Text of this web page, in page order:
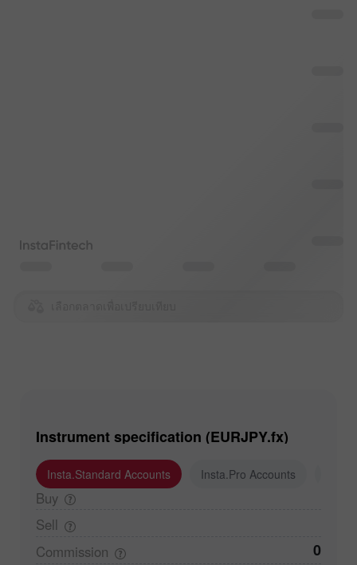
Instrument specification (EURJPY.fx)
Insta.Standard Accounts Insta.Pro Accounts
Buy
Sell
Commission
0